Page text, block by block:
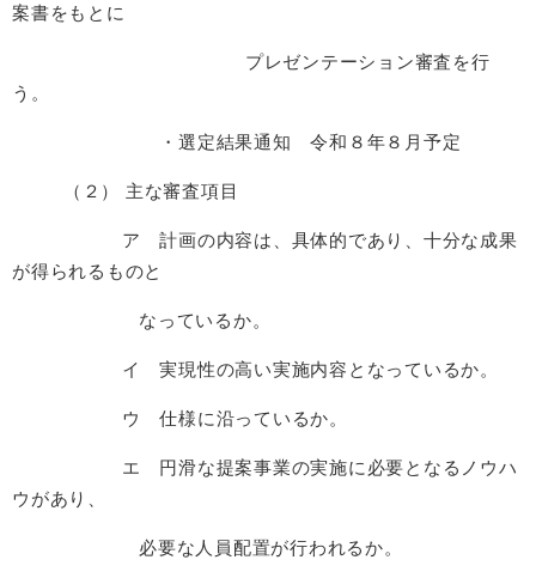
案書をもとに
プレゼンテーション審査を行
う。
・選定結果通知 令和８年８月予定
（２） 主な審査項目
ア 計画の内容は、具体的であり、十分な成果
が得られるものと
なっているか。
イ 実現性の高い実施内容となっているか。
ウ 仕様に沿っているか。
エ 円滑な提案事業の実施に必要となるノウハ
ウがあり、
必要な人員配置が行われるか。